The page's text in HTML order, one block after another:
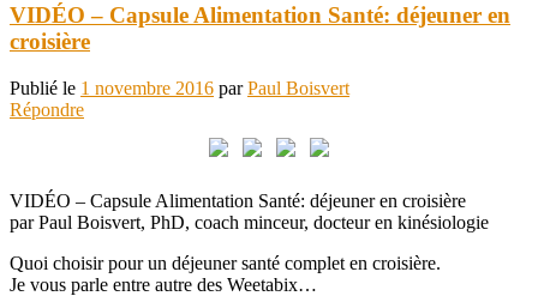
VIDÉO – Capsule Alimentation Santé: déjeuner en
croisière
Publié le 1 novembre 2016 parPaul Boisvert
Répondre
VIDÉO – Capsule Alimentation Santé: déjeuner en croisière
par Paul Boisvert, PhD, coach minceur, docteur en kinésiologie
Quoi choisir pour un déjeuner santé complet en croisière.
Je vous parle entre autre des Weetabix…